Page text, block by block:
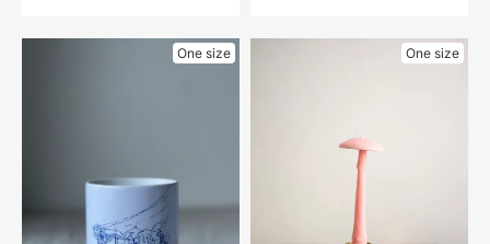
One size One size